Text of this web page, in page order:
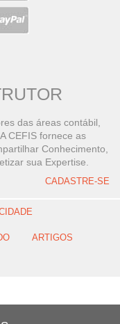
das áreas contábil,
CEFIS fornece as
Conhecimento,
sua Expertise.
CADASTRE-SE
ARTIGOS